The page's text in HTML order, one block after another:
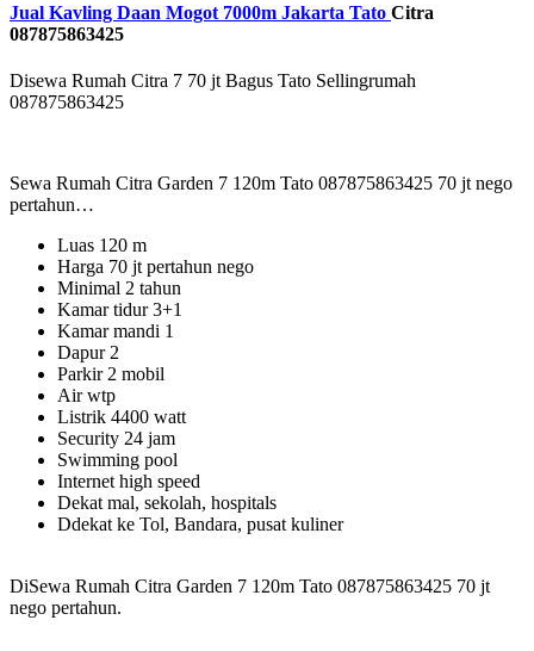
Jual Kavling Daan Mogot 7000m Jakarta Tato Citra
087875863425
Disewa Rumah Citra 7 70 jt Bagus Tato Sellingrumah
087875863425
Sewa Rumah Citra Garden 7 120m Tato 087875863425 70 jt nego
pertahun…
Luas 120 m
Harga 70 jt pertahun nego
Minimal 2 tahun
Kamar tidur 3+1
Kamar mandi 1
Dapur 2
Parkir 2 mobil
Air wtp
Listrik 4400 watt
Security 24 jam
Swimming pool
Internet high speed
Dekat mal, sekolah, hospitals
Ddekat ke Tol, Bandara, pusat kuliner
DiSewa Rumah Citra Garden 7 120m Tato 087875863425 70 jt
nego pertahun.